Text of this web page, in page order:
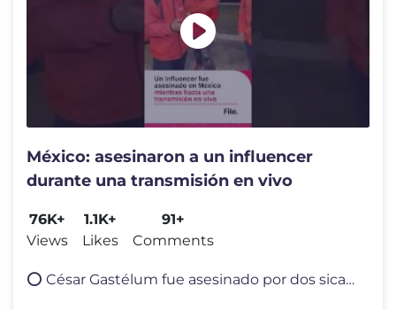
México: asesinaron a un influencer
durante una transmisión en vivo
76K+
Views
1.1K+
Likes
91+
Comments
⭕️ César Gastélum fue asesinado por dos sicarios mientras hacía